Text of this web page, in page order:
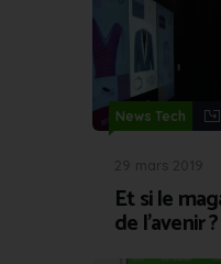
News Tech
29 mars 2019
Et si le
de l’avenir ?